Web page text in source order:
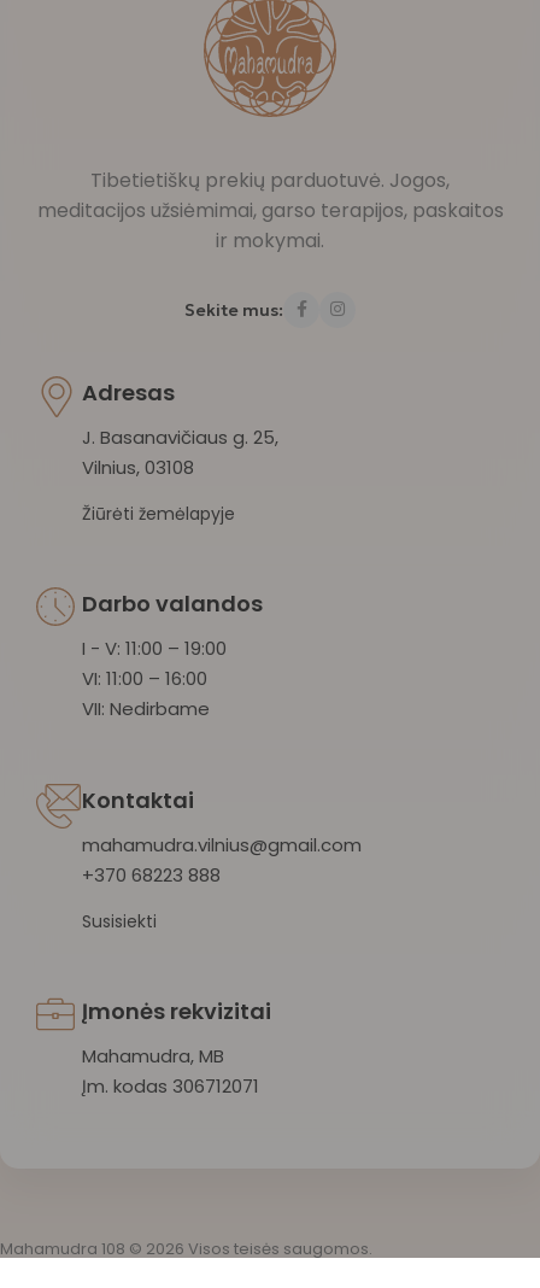
Tibetietiškų prekių parduotuvė. Jogos,
meditacijos užsiėmimai, garso terapijos, paskaitos
ir mokymai.
Sekite mus:
Adresas
J. Basanavičiaus g. 25,
Vilnius, 03108
Žiūrėti žemėlapyje
Darbo valandos
I - V: 11:00 – 19:00
VI: 11:00 – 16:00
VII: Nedirbame
Kontaktai
mahamudra.vilnius@gmail.com
+370 68223 888
Susisiekti
Įmonės rekvizitai
Mahamudra, MB
Įm. kodas 306712071
Mahamudra 108 © 2026 Visos teisės saugomos.